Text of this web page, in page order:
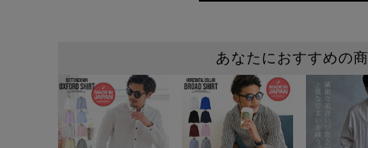
あなたにおすすめの